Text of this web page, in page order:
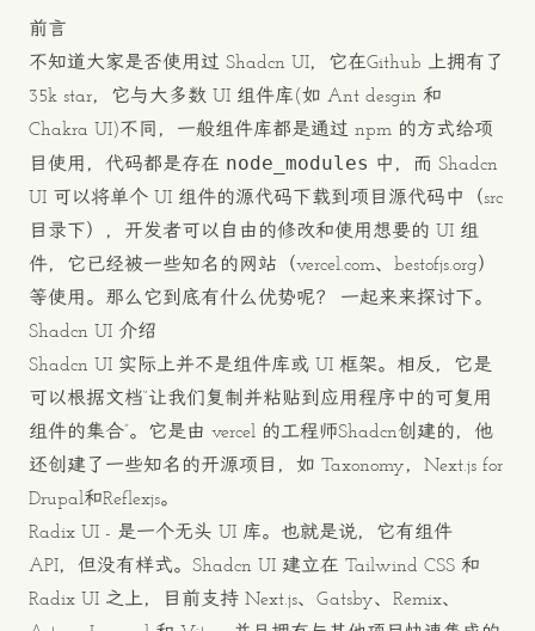
前言
不知道大家是否使用过 Shadcn UI，它在Github 上拥有了
35k star，它与大多数 UI 组件库(如 Ant desgin 和
Chakra UI)不同，一般组件库都是通过 npm 的方式给项
目使用，代码都是存在 node_modules 中，而 Shadcn
UI 可以将单个 UI 组件的源代码下载到项目源代码中（src
目录下），开发者可以自由的修改和使用想要的 UI 组
件，它已经被一些知名的网站（vercel.com、 bestofjs.org）
等使用。那么它到底有什么优势呢？ 一起来来探讨下。
Shadcn UI 介绍
Shadcn UI 实际上并不是组件库或 UI 框架。相反，它是
可以根据文档“让我们复制并粘贴到应用程序中的可复用
组件的集合”。它是由 vercel 的工程师Shadcn创建的，他
还创建了一些知名的开源项目，如 Taxonomy， Next.js for
Drupal和Reflexjs。
Radix UI - 是一个无头 UI 库。也就是说，它有组件
API，但没有样式。Shadcn UI 建立在 Tailwind CSS 和
Radix UI 之上，目前支持 Next.js、Gatsby、Remix、